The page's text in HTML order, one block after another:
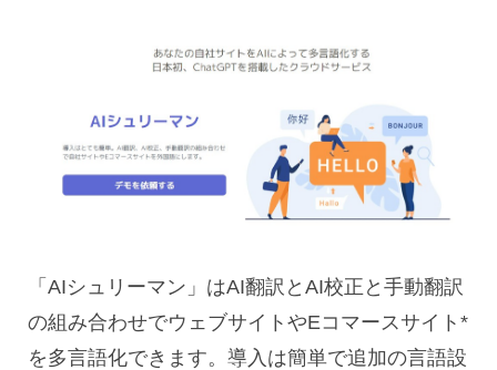
「 AIシュリーマン」はAI翻訳と AI校正と手動翻訳
の組み合わせでウェブサイトやEコマースサイト *
を多言語化できます。導入は簡単で追加の言語設